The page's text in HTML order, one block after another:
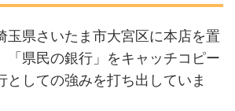
玉県さいたま市大宮区に本店を置
「県民の銀行」をキャッチコピー
としての強みを打ち出していま